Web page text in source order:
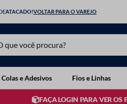
ATACADO!VOLTAR PARA O VAREJO
você procura?
Colas e Adesivos Fios e Linhas
FAÇA LOGIN PARA VER OS
TERMOS MAIS BUSCADOS
1º
elastico